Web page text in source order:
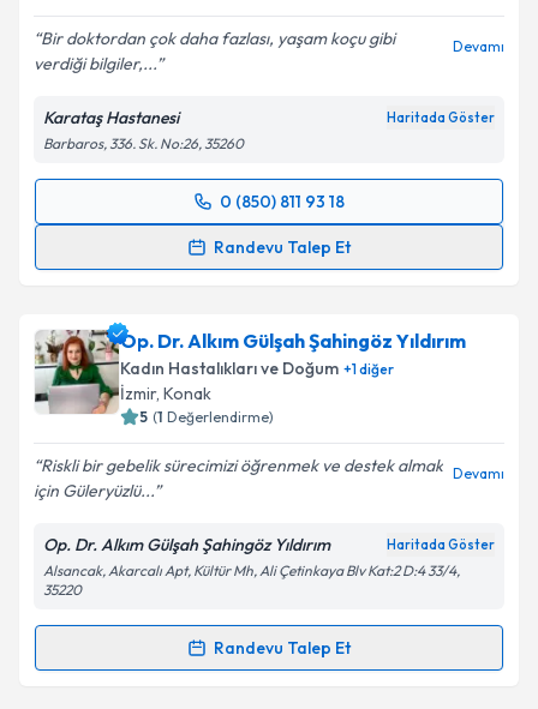
Metni'ni okudum ve kişisel verilerimin belirtilen
kapsamda işlenmesini kabul ediyorum.
Takvim Talebini Gönder
Bir doktordan çok daha fazlası, yaşam koçu gibi
verdiği bilgiler,...
Devamı
Karataş Hastanesi Haritada Göster
Barbaros, 336. Sk. No:26, 35260
0 (850) 811 93 18
Randevu Talep Et
Randevu Takvimi Talebi
takvim hazırlandığında e-posta ile bilgilendireceğiz.
E-posta Adresiniz
kapsamda işlenmesini kabul ediyorum.
Takvim Talebini Gönder
Op. Dr. Alkım Gülşah Şahingöz Yıldırım
Kadın Hastalıkları ve Doğum +1diğer
İzmir, Konak
5 (1 Değerlendirme)
Riskli bir gebelik sürecimizi öğrenmek ve destek almak
için Güleryüzlü...
Devamı
Op. Dr. Alkım Gülşah Şahingöz Yıldırım Haritada Göster
Alsancak, Akarcalı Apt, Kültür Mh, Ali Çetinkaya Blv Kat:2 D:4 33/4,
35220
Randevu Talep Et
Randevu Takvimi Talebi